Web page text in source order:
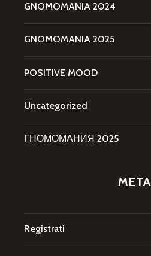
GNOMOMANIA 2024
GNOMOMANIA 2025
POSITIVE MOOD
Uncategorized
ГНОМОМАНИЯ 2025
META
Registrati